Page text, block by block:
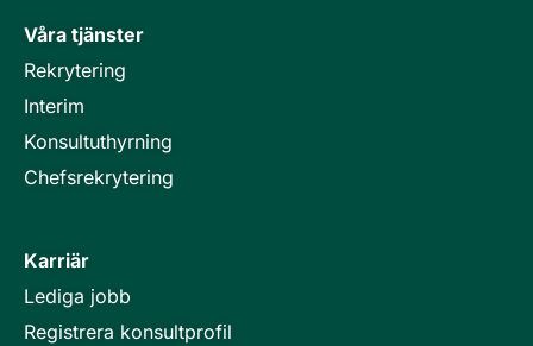
Våra tjänster
Rekrytering
Interim
Konsultuthyrning
Chefsrekrytering
Karriär
Lediga jobb
Registrera konsultprofil